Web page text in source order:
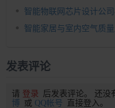
智能物联网芯片设计公
智能家居与室内空气质
发表评论
请 登录 后发表评论。 还没
博 或 QQ帐号 直接登入。